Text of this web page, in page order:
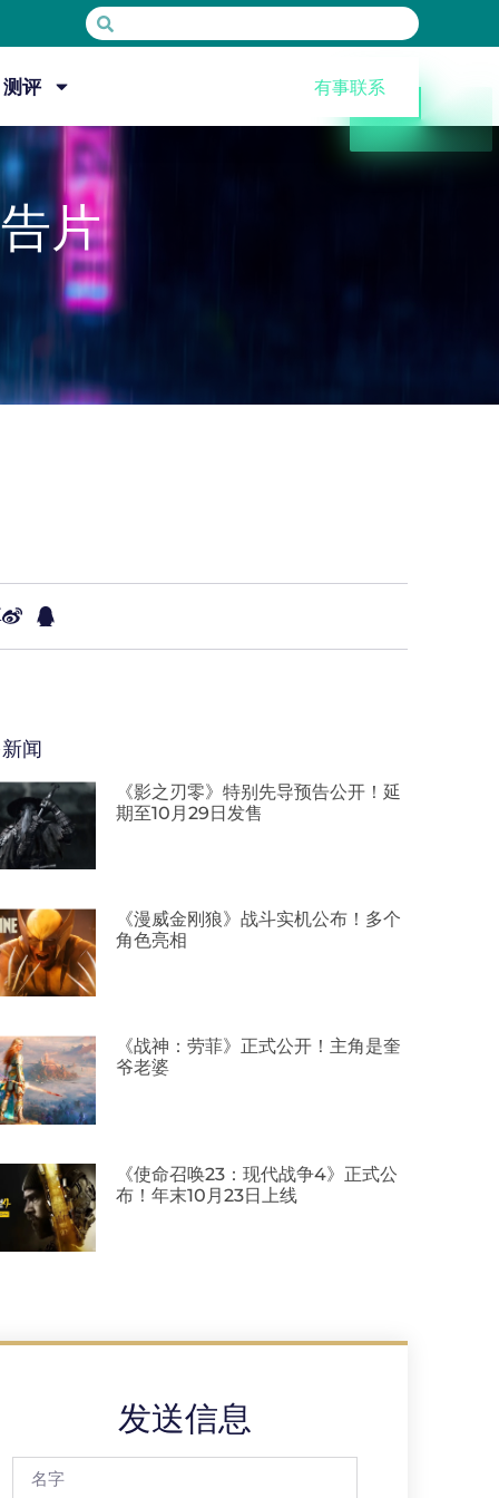
测评 有事联系
片
闻
《影之刃零》特别先导预告公开！延
期至10月29日发售
《漫威金刚狼》战斗实机公布！多个
角色亮相
《战神：劳菲》正式公开！主角是奎
爷老婆
《使命召唤23：现代战争4》正式公
布！年末10月23日上线
发送信息